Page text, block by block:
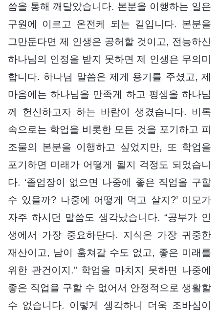
씀을 통해 깨달았습니다. 본분을 이행하는 일은
구원에 이르고 온전케 되는 길입니다. 본분을
그만둔다면 제 인생은 공허할 것이고, 전능하신
하나님의 인정을 받지 못하면 제 인생은 무의미
합니다. 하나님 말씀은 제게 용기를 주셨고, 제
마음에는 하나님을 만족게 하고 평생을 하나님
께 헌신하고자 하는 바람이 생겼습니다. 비록
속으로는 학업을 비롯한 모든 것을 포기하고 피
조물의 본분을 이행하고 싶었지만, 또 학업을
포기하면 미래가 어떻게 될지 걱정도 되었습니
다. ‘졸업장이 없으면 나중에 좋은 직업을 구할
수 있을까? 나중에 어떻게 먹고 살지?’ 이모가
자주 하시던 말씀도 생각났습니다. “공부가 인
생에서 가장 중요하단다. 지식은 가장 귀중한
재산이고, 남이 훔쳐갈 수도 없고, 좋은 미래를
위한 관건이지.” 학업을 마치지 못하면 나중에
좋은 직업을 구할 수 없어서 안정적으로 생활할
수 없습니다. 이렇게 생각하니 더욱 조바심이